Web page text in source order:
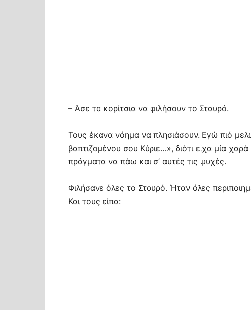
– Άσε τα κορίτσια να φιλήσουν το Σταυρό.
Τους έκανα νόημα να πλησιάσουν. Εγώ πιό
βαπτιζομένου σου Κύριε…», διότι είχα μία
πράγματα να πάω και σ’ αυτές τις ψυχές.
Φιλήσανε όλες το Σταυρό. Ήταν όλες
Και τους είπα: